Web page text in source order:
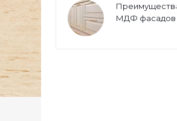
Преимущества
МДФ фасадов